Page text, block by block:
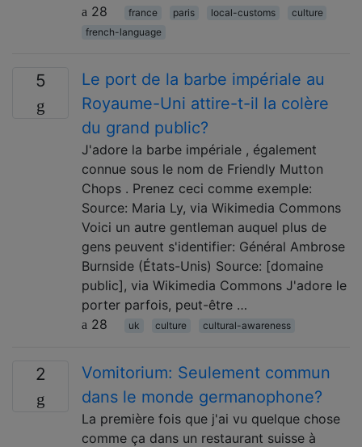
28
france paris local-customs
culture
french-language
5
Le port de la barbe impériale au
Royaume-Uni attire-t-il la colère
du grand public?
J'adore la barbe impériale , également
connue sous le nom de Friendly Mutton
Chops . Prenez ceci comme exemple:
Source: Maria Ly, via Wikimedia Commons
Voici un autre gentleman auquel plus de
gens peuvent s'identifier: Général Ambrose
Burnside (États-Unis) Source: [domaine
public], via Wikimedia Commons J'adore le
porter parfois, peut-être …
28
uk culture cultural-awareness
2
Vomitorium: Seulement commun
dans le monde germanophone?
La première fois que j'ai vu quelque chose
comme ça dans un restaurant suisse à